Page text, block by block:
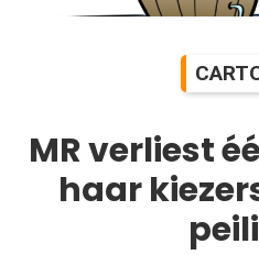
MR verliest
haar